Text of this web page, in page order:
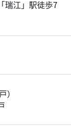
瑞江」駅徒歩7